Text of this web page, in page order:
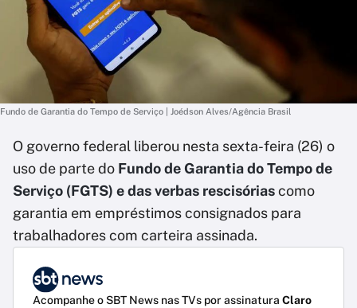
Fundo de Garantia do Tempo de Serviço | Joédson Alves/Agência Brasil
O governo federal liberou nesta sexta-feira (26) o
uso de parte do Fundo de Garantia do Tempo de
Serviço (FGTS) e das verbas rescisóriascomo
garantia em empréstimos consignados para
trabalhadores com carteira assinada.
Acompanhe o SBT News nas TVs por assinatura Claro